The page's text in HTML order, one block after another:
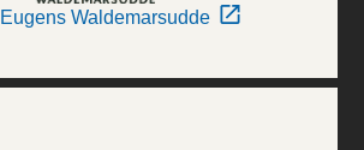
Waldemarsudde